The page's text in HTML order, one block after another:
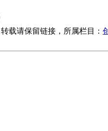
载请保留链接，所属栏目：